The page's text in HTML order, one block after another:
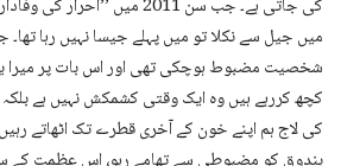
کی جاتی ہے۔ جب سن 2011 میں
میں جیل سے نکلا تو میں پہلے جیسا نہیں رہا
شخصیت مضبوط ہوچکی تھی اور اس بات پر میرا
کچھ کررہے ہیں وہ ایک وقتی کشمکش نہیں ہے
کی لاج ہم اپنے خون کے آخری قطرے تک اٹھاتے